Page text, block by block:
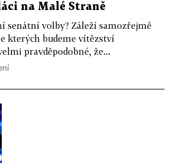
na Malé Straně
senátní volby? Záleží samozřejmě
kterých budeme vítězství
pravděpodobné, že...